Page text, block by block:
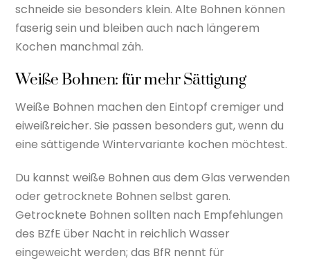
schneide sie besonders klein. Alte Bohnen können
faserig sein und bleiben auch nach längerem
Kochen manchmal zäh.
Weiße Bohnen: für mehr Sättigung
Weiße Bohnen machen den Eintopf cremiger und
eiweißreicher. Sie passen besonders gut, wenn du
eine sättigende Wintervariante kochen möchtest.
Du kannst weiße Bohnen aus dem Glas verwenden
oder getrocknete Bohnen selbst garen.
Getrocknete Bohnen sollten nach Empfehlungen
des BZfE über Nacht in reichlich Wasser
eingeweicht werden; das BfR nennt für